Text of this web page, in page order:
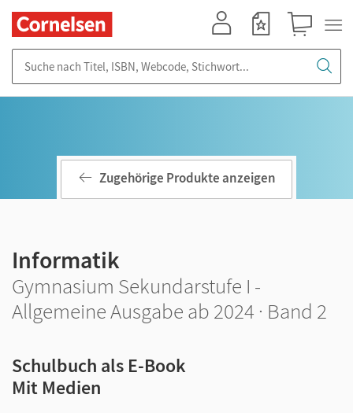
Zugehörige Produkte anzeigen
Informatik
Gymnasium Sekundarstufe I -
Allgemeine Ausgabe ab 2024 · Band 2
Schulbuch als E-Book
Mit Medien